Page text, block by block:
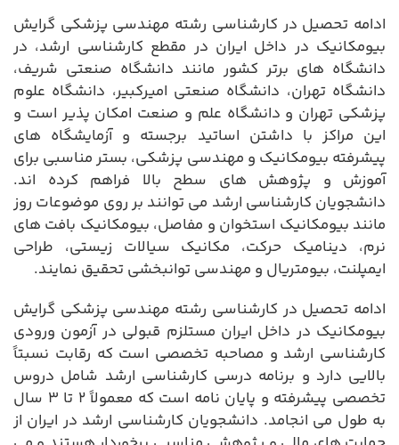
ادامه تحصیل در کارشناسی رشته مهندسی پزشکی گرایش
بیومکانیک در داخل ایران در مقطع کارشناسی ارشد، در
دانشگاه های برتر کشور مانند دانشگاه صنعتی شریف،
دانشگاه تهران، دانشگاه صنعتی امیرکبیر، دانشگاه علوم
پزشکی تهران و دانشگاه علم و صنعت امکان پذیر است و
این مراکز با داشتن اساتید برجسته و آزمایشگاه های
پیشرفته بیومکانیک و مهندسی پزشکی، بستر مناسبی برای
آموزش و پژوهش های سطح بالا فراهم کرده اند.
دانشجویان کارشناسی ارشد می توانند بر روی موضوعات روز
مانند بیومکانیک استخوان و مفاصل، بیومکانیک بافت های
نرم، دینامیک حرکت، مکانیک سیالات زیستی، طراحی
ایمپلنت، بیومتریال و مهندسی توانبخشی تحقیق نمایند.
ادامه تحصیل در کارشناسی رشته مهندسی پزشکی گرایش
بیومکانیک در داخل ایران مستلزم قبولی در آزمون ورودی
کارشناسی ارشد و مصاحبه تخصصی است که رقابت نسبتاً
بالایی دارد و برنامه درسی کارشناسی ارشد شامل دروس
تخصصی پیشرفته و پایان نامه است که معمولاً ۲ تا ۳ سال
به طول می انجامد. دانشجویان کارشناسی ارشد در ایران از